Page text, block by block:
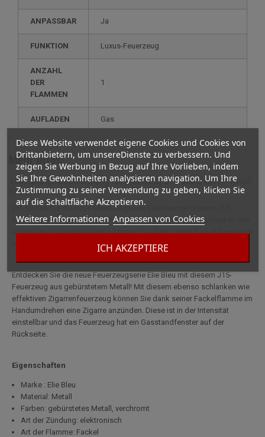
Diese Website verwendet eigene Cookies und Cookies von
Drittanbietern, um unsereDienste zu verbessern. Und
zeigen Sie Werbung in Bezug auf Ihre Vorlieben, indem
Sie Ihre Gewohnheiten analysieren navigation. Um Ihre
Zustimmung zu seiner Verwendung zu geben, klicken Sie
auf die Schaltfläche Akzeptieren.
Weitere Informationen Anpassen von Cookies
ICH AKZEPTIERE
ANPASSBAR ja
FUNKTION luxus-Feuerzeug
ANZAHL
DER
FLAMMEN
1
AUFLADEN gas
Mehr Infos
Vollständige Beschreibung für Feuerzeug J15 Gebürstetes Metall
Elie Bleu
Entdecken Sie die neue Feuerzeugserie Elie Bleu mit diesem J15-
Feuerzeug aus gebürstetem Metall! Mit diesem ebenso schlanken wie
effektiven Zigarrenfeuerzeug können Sie dank seiner Fackelflamme im
Handumdrehen eine Zigarre anzünden.
Entdecken Sie die neue Feuerzeugserie Elie Bleu mit diesem J15-
Feuerzeug aus gebürstetem Metall! Mit diesem ebenso schlanken wie
effektiven Zigarrenfeuerzeug können Sie dank seiner Fackelflamme im
Handumdrehen eine Zigarre anzünden. Diese ist in der Intensität
einstellbar und das Feuerzeug hat ein Gasstandfenster auf der
Rückseite.
Eigenschaften
Marke : Elie Bleu
Material: Metall
Farben: gebürstetes Metall, verchromt
Art der Zündung: elektronisch
Art der Flamme: Fackel